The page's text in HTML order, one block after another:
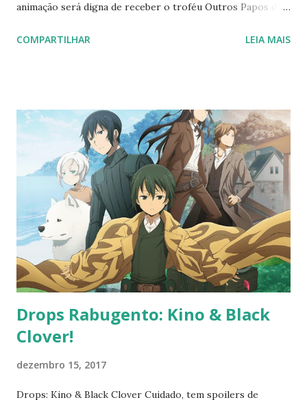
animação será digna de receber o troféu Outros Papos de
abertura, além de spoilers da série (rs), é adequação ao
temporada: Hanebado!
http://www.crunchyroll.com/hanebado Sinopse CR: "
Simulcast on Domingos 1:00pm -03 Despite her great
potential, Ayano Hanesaki would rather avoid badminton
than play it. But, when she meets Nagisa Aragaki, a third
year who spends every waking moment perfecting her
game, she’s inspired. Encouraged by their coach, Tachibana
Kentarou, Ayano and Nagisa will hit the court and rally
against opponents and rivals with amazing skills!" Muito
ângulos fechados, s...
COMPARTILHAR LEIA MAIS
Drops Rabugento: Kino & Black
Clover!
dezembro 15, 2017
Drops: Kino & Black Clover Cuidado, tem spoilers de